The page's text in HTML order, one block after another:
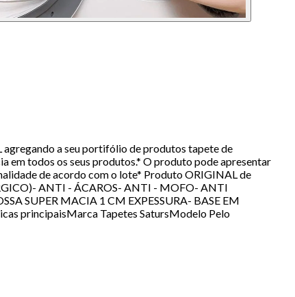
agregando a seu portifólio de produtos tapete de
em todos os seus produtos.* O produto pode apresentar
de acordo com o lote* Produto ORIGINAL de
ANTI - ÁCAROS- ANTI - MOFO- ANTI
SUPER MACIA 1 CM EXPESSURA- BASE EM
principaisMarca Tapetes SatursModelo Pelo